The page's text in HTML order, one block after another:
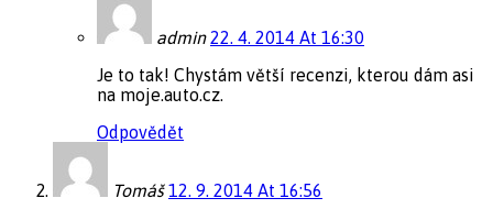
admin 22. 4. 2014 At 16:30
Je to tak! Chystám větší recenzi, kterou dám asi
na moje.auto.cz.
Odpovědět
Tomáš 12. 9. 2014 At 16:56